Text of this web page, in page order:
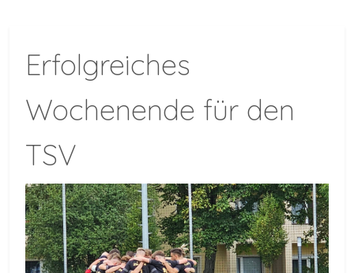
Erfolgreiches
Wochenende für den
TSV